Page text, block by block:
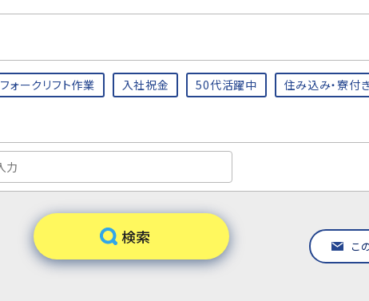
フォークリフト作業 入社祝金 50代活躍中 住み込み・寮付
こ